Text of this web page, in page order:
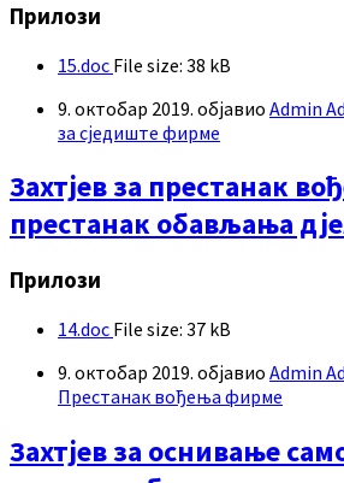
Прилози
15.doc File size: 38 kB
9. октобар 2019. објавио Admin
за сједиште фирме
Захтјев за престанак
престанак обављања
Прилози
14.doc File size: 37 kB
9. октобар 2019. објавио Admin
Престанак вођења фирме
Захтјев за оснивање